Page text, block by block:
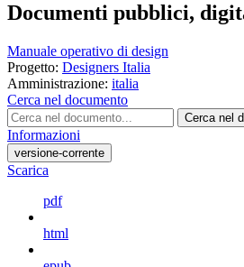
Documenti pubblici,
Manuale operativo di design
Progetto: Designers Italia
Amministrazione: italia
Cerca nel documento
Cerca nel
Informazioni
versione-corrente
Scarica
pdf
html